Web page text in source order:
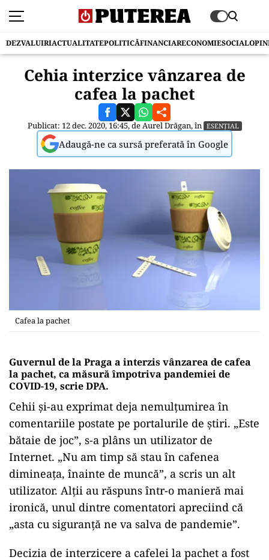
DEZVALUIRIACTUALITATEPOLITICĂFINANCIARECONOMIESOCIAL
Cehia interzice vânzarea de
cafea la pachet
Publicat: 12 dec. 2020, 16:45, deAurel Drăgan, în ESENȚIAL
Adaugă-ne ca sursă preferată în Google
Cafea la pachet
Guvernul de la Praga a interzis vânzarea de cafea
la pachet, ca măsură împotriva pandemiei de
COVID-19, scrie DPA.
Cehii și-au exprimat deja nemulţumirea în
comentariile postate pe portalurile de ştiri. „Este
bătaie de joc”, s-a plâns un utilizator de
Internet. „Nu am timp să stau în cafenea
dimineaţa, înainte de muncă”, a scris un alt
utilizator. Alţii au răspuns într-o manieră mai
ironică, unul dintre comentatori apreciind că
„asta cu siguranţă ne va salva de pandemie”.
Decizia de interzicere a cafelei la pachet a fost